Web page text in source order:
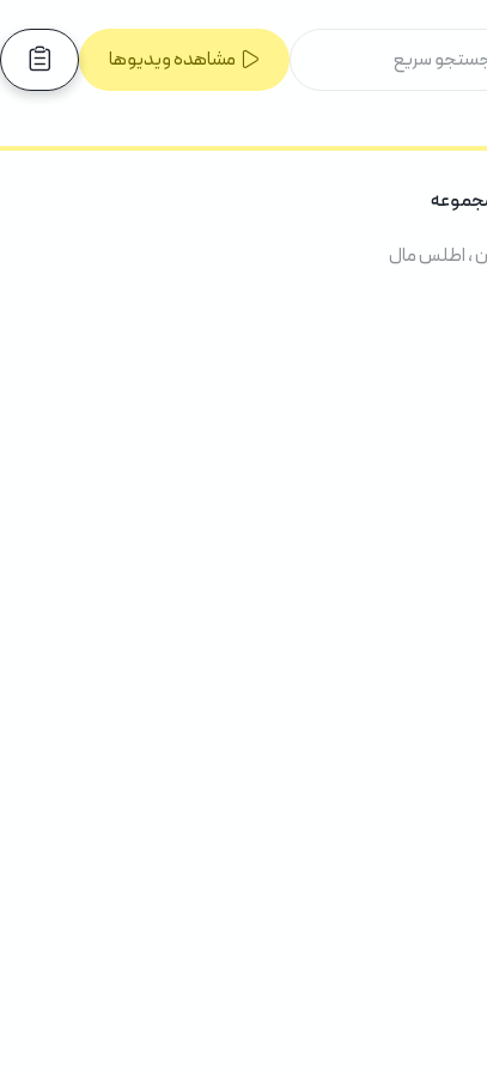
مشاهده ویدیوها
، اطلس مال